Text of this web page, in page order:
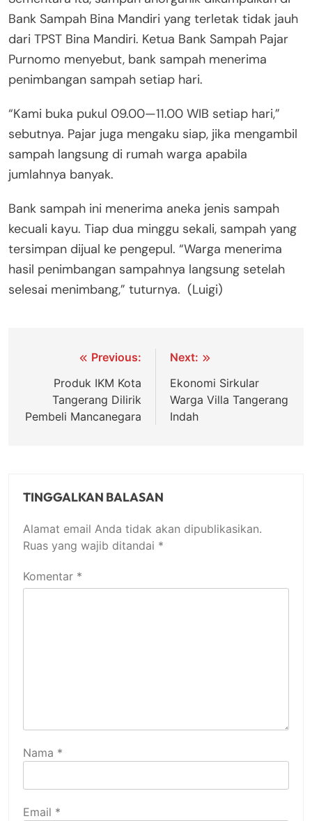
Bank Sampah Bina Mandiri yang terletak tidak jauh
dari TPST Bina Mandiri. Ketua Bank Sampah Pajar
Purnomo menyebut, bank sampah menerima
penimbangan sampah setiap hari.
“Kami buka pukul 09.00—11.00 WIB setiap hari,”
sebutnya. Pajar juga mengaku siap, jika mengambil
sampah langsung di rumah warga apabila
jumlahnya banyak.
Bank sampah ini menerima aneka jenis sampah
kecuali kayu. Tiap dua minggu sekali, sampah yang
tersimpan dijual ke pengepul. “Warga menerima
hasil penimbangan sampahnya langsung setelah
selesai menimbang,” tuturnya. (Luigi)
Navigasi Previous:
Produk IKM Kota
Tangerang Dilirik
Pembeli Mancanegara
Next:
Ekonomi Sirkular
Warga Villa Tangerang
Indah
TINGGALKAN BALASAN
Alamat email Anda tidak akan dipublikasikan.
Ruas yang wajib ditandai *
Komentar *
Nama *
Email *